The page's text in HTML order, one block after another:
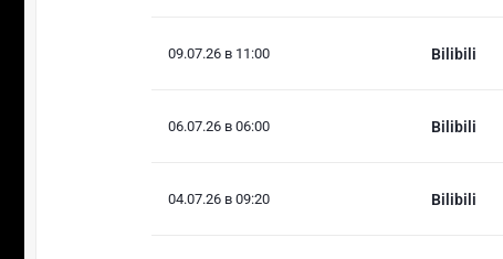
09.07.26 в 11:00 Bilibili
06.07.26 в 06:00 Bilibili
04.07.26 в 09:20 Bilibili